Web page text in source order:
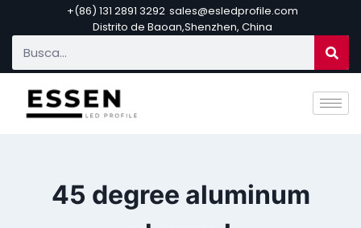
+(86) 131 2891 3292 sales@esledprofile.com
Distrito de Baoan,Shenzhen, China
45 degree aluminum